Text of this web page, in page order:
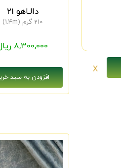
دالـاهو 21
210 گرم (1.4m)
8,300,000 ریال